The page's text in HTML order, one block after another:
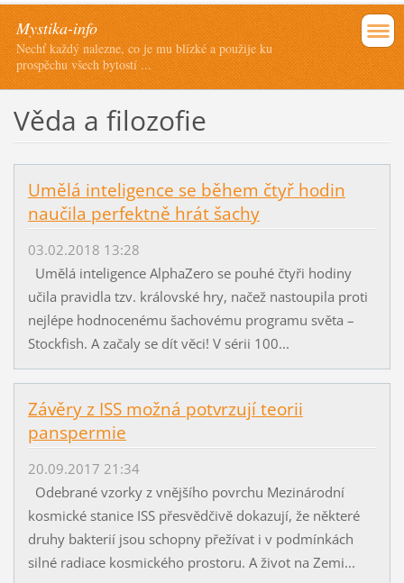
Mystika-info
Nechť každý nalezne, co je mu blízké a použije ku
prospěchu všech bytostí ...
Věda a filozofie
Umělá inteligence se během čtyř hodin
naučila perfektně hrát šachy
03.02.2018 13:28
Umělá inteligence AlphaZero se pouhé čtyři hodiny
učila pravidla tzv. královské hry, načež nastoupila proti
nejlépe hodnocenému šachovému programu světa –
Stockfish. A začaly se dít věci! V sérii 100...
Závěry z ISS možná potvrzují teorii
panspermie
20.09.2017 21:34
Odebrané vzorky z vnějšího povrchu Mezinárodní
kosmické stanice ISS přesvědčivě dokazují, že některé
druhy bakterií jsou schopny přežívat i v podmínkách
silné radiace kosmického prostoru. A život na Zemi...